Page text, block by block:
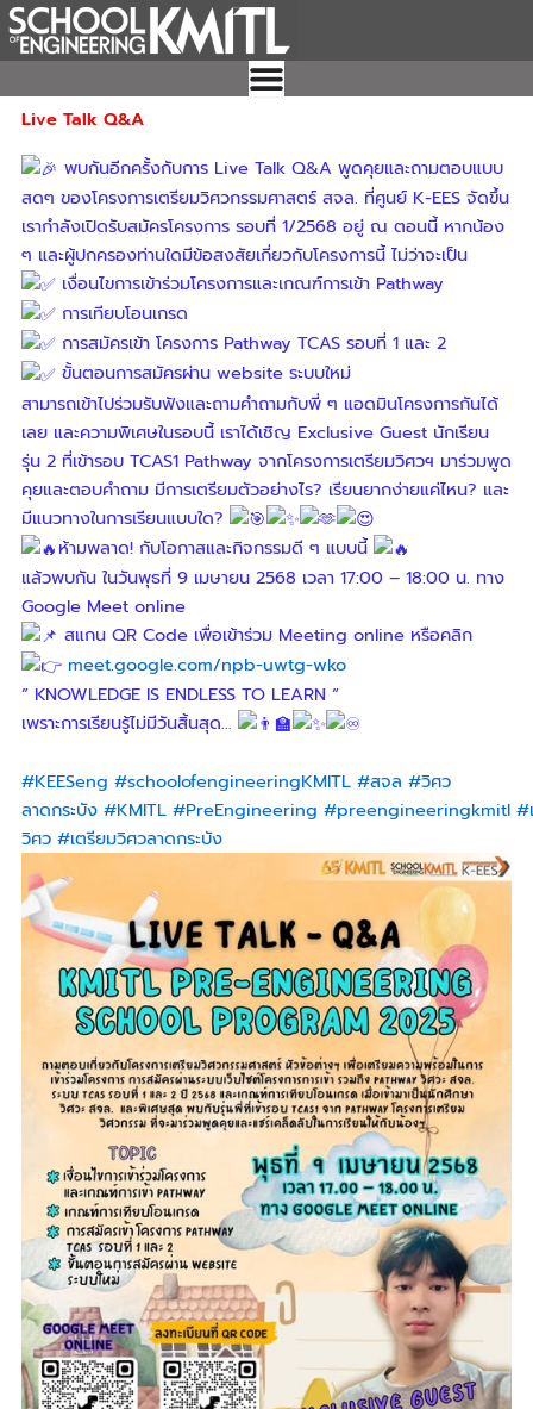
Skip
to
Live Talk Q&A
พบกันอีกครั้งกับการ Live Talk Q&A พูดคุยและถามตอบแบบ
สดๆ ของโครงการเตรียมวิศวกรรมศาสตร์ สจล. ที่ศูนย์ K-EES จัดขึ้น
เรากำลังเปิดรับสมัครโครงการ รอบที่ 1/2568 อยู่ ณ ตอนนี้ หากน้อง
ๆ และผู้ปกครองท่านใดมีข้อสงสัยเกี่ยวกับโครงการนี้ ไม่ว่าจะเป็น
เงื่อนไขการเข้าร่วมโครงการและเกณฑ์การเข้า Pathway
การเทียบโอนเกรด
การสมัครเข้า โครงการ Pathway TCAS รอบที่ 1 และ 2
ขั้นตอนการสมัครผ่าน website ระบบใหม่
สามารถเข้าไปร่วมรับฟังและถามคำถามกับพี่ ๆ แอดมินโครงการกันได้
เลย และความพิเศษในรอบนี้ เราได้เชิญ Exclusive Guest นักเรียน
รุ่น 2 ที่เข้ารอบ TCAS1 Pathway จากโครงการเตรียมวิศวฯ มาร่วมพูด
คุยและตอบคำถาม มีการเตรียมตัวอย่างไร? เรียนยากง่ายแค่ไหน? และ
มีแนวทางในการเรียนแบบใด?
ห้ามพลาด! กับโอกาสและกิจกรรมดี ๆ แบบนี้
แล้วพบกัน ในวันพุธที่ 9 เมษายน 2568 เวลา 17:00 – 18:00 น. ทาง
Google Meet online
สแกน QR Code เพื่อเข้าร่วม Meeting online หรือคลิก
meet.google.com/npb-uwtg-wko
” KNOWLEDGE IS ENDLESS TO LEARN “
เพราะการเรียนรู้ไม่มีวันสิ้นสุด…
#KEESeng #schoolofengineeringKMITL #สจล #วิศว
ลาดกระบัง #KMITL #PreEngineering #preengineeringkmitl #
วิศว #เตรียมวิศวลาดกระบัง